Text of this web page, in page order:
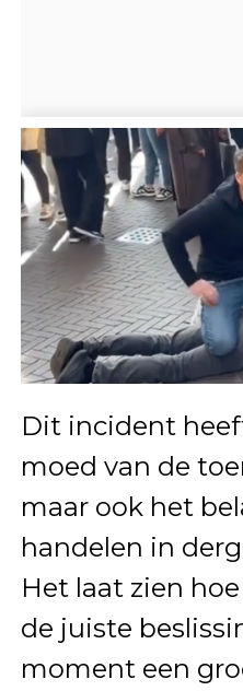
Dit incident
moed van de
maar ook het
handelen in
Het laat zien
de juiste
moment een